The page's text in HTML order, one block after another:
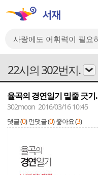
22시의 302번지.
율곡의 경연일기 밑줄 긋기.
302moon 2016/03/16 10:45
댓글 (0) 먼댓글 (0) 좋아요 (3)